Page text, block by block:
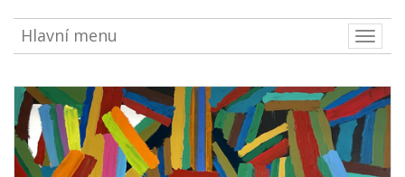
Toggle
Hlavní menu